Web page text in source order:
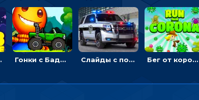
выжить Гонки с Бадди: ехать на джипе и собирать монеты Слайды с полицейскими машинами: перемещать пазлы, чтобы собрать картинку Бег от коронавируса: держать дистанцию, чтобы не заразиться